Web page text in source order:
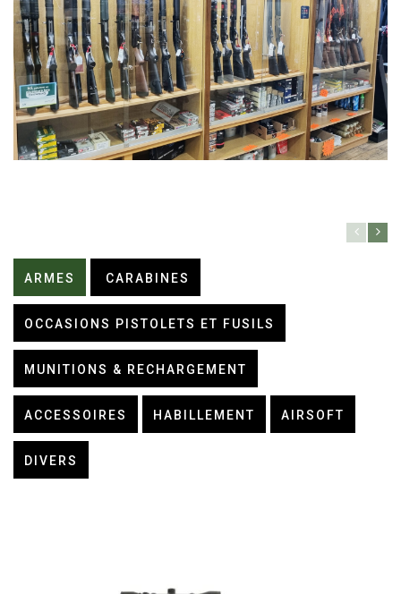
ARMES CARABINES
OCCASIONS PISTOLETS ET FUSILS
MUNITIONS & RECHARGEMENT
ACCESSOIRES HABILLEMENT AIRSOFT
DIVERS